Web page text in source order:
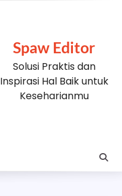
Spaw Editor
Solusi Praktis dan
Inspirasi Hal Baik untuk
Keseharianmu